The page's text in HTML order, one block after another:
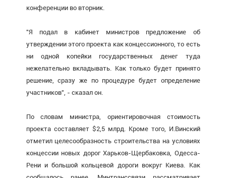
конференции во вторник.
"Я подал в кабинет министров предложение об
утверждении этого проекта как концессионного, то есть
ни одной копейки государственных денег туда
нежелательно вкладывать. Как только будет принято
решение, сразу же по процедуре будет определение
участников", - сказал он.
По словам министра, ориентировочная стоимость
проекта составляет $2,5 млрд. Кроме того, И.Винский
отметил целесообразность строительства на условиях
концессии новых дорог Харьков-Щербаковка, Одесса-
Рени и большой кольцевой дороги вокруг Киева. Как